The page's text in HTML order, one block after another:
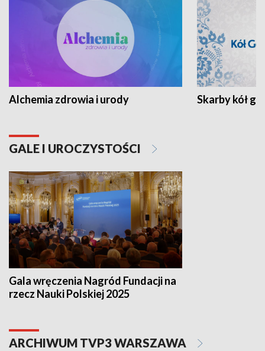
Alchemia zdrowia i urody Skarby kół
GALE I UROCZYSTOŚCI
Gala wręczenia Nagród Fundacji na
rzecz Nauki Polskiej 2025
ARCHIWUM TVP3 WARSZAWA